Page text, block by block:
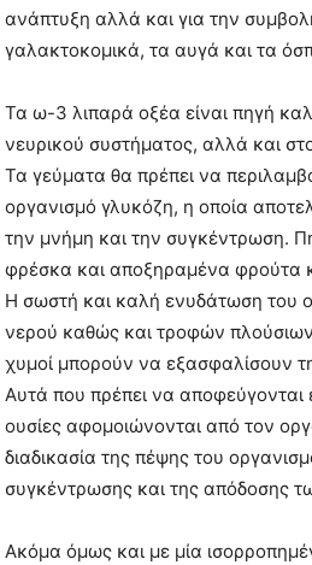
ανάπτυξη αλλά και για την
γαλακτοκομικά, τα αυγά και τα
Τα ω-3 λιπαρά οξέα είναι πηγή
νευρικού συστήματος, αλλά και
Τα γεύματα θα πρέπει να
οργανισμό γλυκόζη, η οποία
την μνήμη και την συγκέντρωση.
φρέσκα και αποξηραμένα φρούτα
Η σωστή και καλή ενυδάτωση του
νερού καθώς και τροφών
χυμοί μπορούν να εξασφαλίσουν
Αυτά που πρέπει να αποφεύγονται
ουσίες αφομοιώνονται από τον
διαδικασία της πέψης του
συγκέντρωσης και της απόδοσης
Ακόμα όμως και με μία